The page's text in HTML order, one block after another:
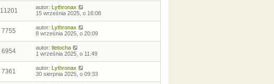
11201 autor: Lythronax
15 września 2025, o 16:08
7755 autor: Lythronax
8 września 2025, o 20:09
6954 autor: tletocha
1 września 2025, o 11:49
7361 autor: Lythronax
30 sierpnia 2025, o 09:33